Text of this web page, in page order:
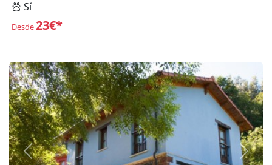
Sí
Desde23€*
Anterior